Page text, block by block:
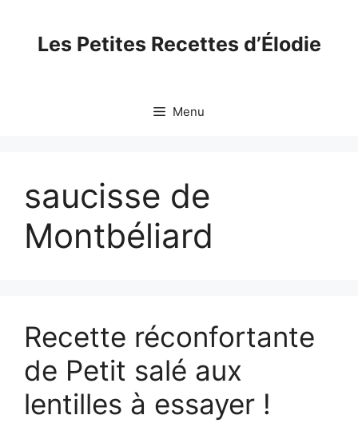
contentLes Petites Recettes d’Élodie
Menu
saucisse de
Montbéliard
Recette réconfortante
de Petit salé aux
lentilles à essayer !